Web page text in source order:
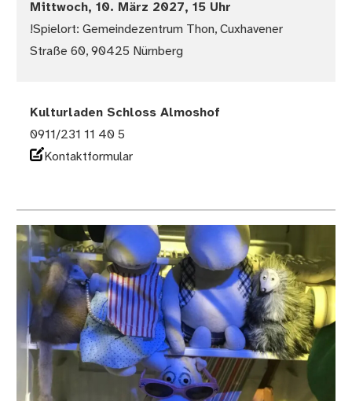
Mittwoch, 10. März 2027, 15 Uhr
!Spielort: Gemeindezentrum Thon, Cuxhavener
Straße 60, 90425 Nürnberg
Kulturladen Schloss Almoshof
0911/231 11 40 5
Kontaktformular